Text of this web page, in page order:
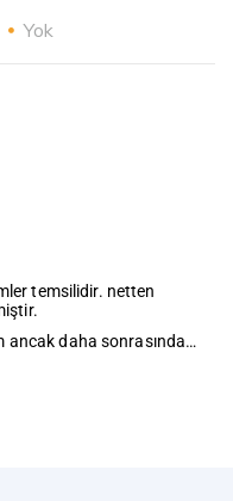
Yok
temsilidir. netten
ancak daha sonrasında…